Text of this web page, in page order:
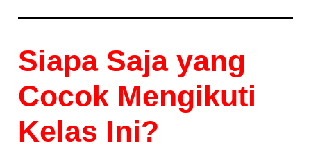
Siapa Saja yang
Cocok Mengikuti
Kelas Ini?